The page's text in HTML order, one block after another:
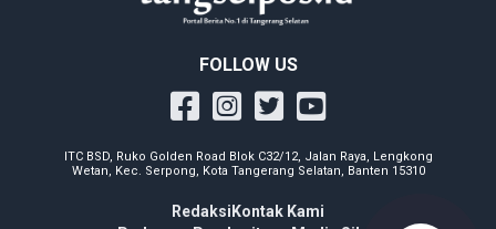
FOLLOW US
ITC BSD, Ruko Golden Road Blok C32/12, Jalan Raya, Lengkong
Wetan, Kec. Serpong, Kota Tangerang Selatan, Banten 15310
Redaksi Kontak Kami